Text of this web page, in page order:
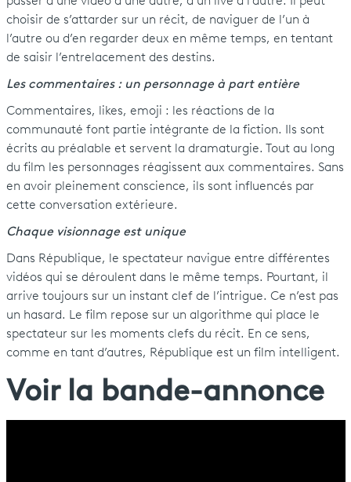
choisir de s’attarder sur un récit, de naviguer de l’un à
l’autre ou d’en regarder deux en même temps, en tentant
de saisir l’entrelacement des destins.
Les commentaires : un personnage à part entière
Commentaires, likes, emoji : les réactions de la
communauté font partie intégrante de la fiction. Ils sont
écrits au préalable et servent la dramaturgie. Tout au long
du film les personnages réagissent aux commentaires. Sans
en avoir pleinement conscience, ils sont influencés par
cette conversation extérieure.
Chaque visionnage est unique
Dans République, le spectateur navigue entre différentes
vidéos qui se déroulent dans le même temps. Pourtant, il
arrive toujours sur un instant clef de l’intrigue. Ce n’est pas
un hasard. Le film repose sur un algorithme qui place le
spectateur sur les moments clefs du récit. En ce sens,
comme en tant d’autres, République est un film intelligent.
Voir la bande-annonce